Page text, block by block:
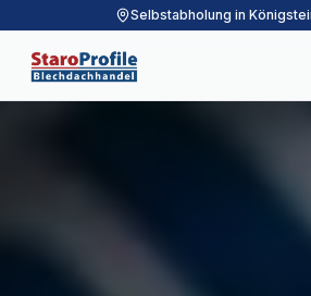
Selbstabholung in